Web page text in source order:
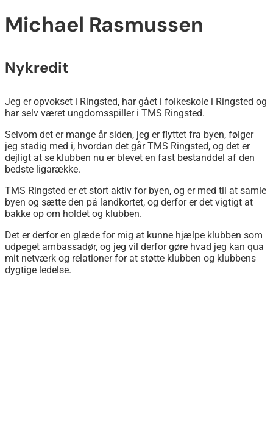
Michael Rasmussen
Nykredit
Jeg er opvokset i Ringsted, har gået i folkeskole i Ringsted og
har selv været ungdomsspiller i TMS Ringsted.
Selvom det er mange år siden, jeg er flyttet fra byen, følger
jeg stadig med i, hvordan det går TMS Ringsted, og det er
dejligt at se klubben nu er blevet en fast bestanddel af den
bedste ligarække.
TMS Ringsted er et stort aktiv for byen, og er med til at samle
byen og sætte den på landkortet, og derfor er det vigtigt at
bakke op om holdet og klubben.
Det er derfor en glæde for mig at kunne hjælpe klubben som
udpeget ambassadør, og jeg vil derfor gøre hvad jeg kan qua
mit netværk og relationer for at støtte klubben og klubbens
dygtige ledelse.